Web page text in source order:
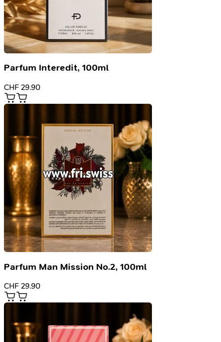
Parfum Interedit, 100ml
CHF 29.90
Parfum Man Mission No.2, 100ml
CHF 29.90